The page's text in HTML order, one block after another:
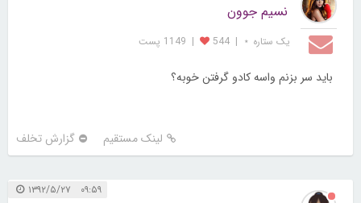
نسیم جوون
یک ستاره ⋆ |
544
| 1149 پست
باید سر بزنم واسه کادو گرفتن خوبه؟
لینک مستقیم گزارش تخلف
۰۹:۵۹ ۱۳۹۲/۵/۲۷